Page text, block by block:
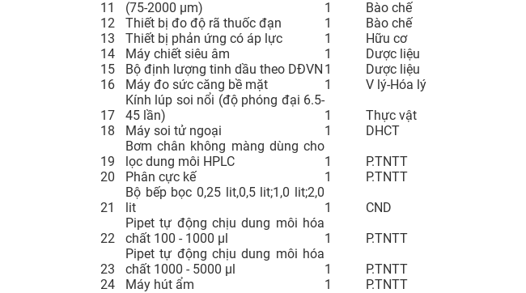
11
(75-2000 µm)
1
Bào chế
12
Thiết bị đo độ rã thuốc đạn 1
Bào chế
13
Thiết bị phản ứng có áp lực 1
Hữu cơ
14
Máy chiết siêu âm 1
Dược liệu
15
Bộ định lượng tinh dầu theo DĐVN 1
Dược liệu
16
Máy đo sức căng bề mặt 1
V lý-Hóa lý
17
Kính lúp soi nổi (độ phóng đại 6.5-
45 lần)
1
Thực vật
18
Máy soi tử ngoại 1
DHCT
19
Bơm chân không màng dùng cho
lọc dung môi HPLC
1
P.TNTT
20
Phân cực kế 1
P.TNTT
21
Bộ bếp bọc 0,25 lit,0,5 lit;1,0 lit;2,0
lit
1
CND
22
Pipet tự động chịu dung môi hóa
chất 100 - 1000 µl
1
P.TNTT
23
Pipet tự động chịu dung môi hóa
chất 1000 - 5000 µl
1
P.TNTT
24
Máy hút ẩm 1 P.TNTT